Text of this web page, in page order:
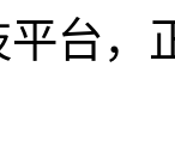
台，